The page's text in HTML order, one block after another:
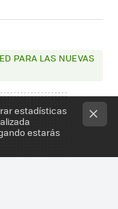
PARA LAS NUEVAS
estadísticas
estarás